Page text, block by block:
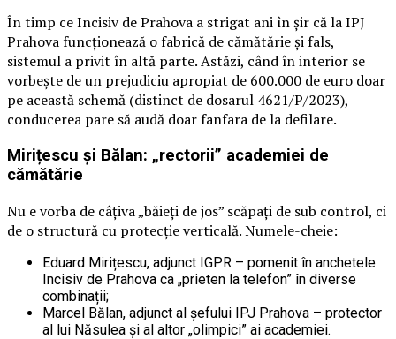
În timp ce Incisiv de Prahova a strigat ani în șir că la IPJ
Prahova funcționează o fabrică de cămătărie și fals,
sistemul a privit în altă parte. Astăzi, când în interior se
vorbește de un prejudiciu apropiat de 600.000 de euro doar
pe această schemă (distinct de dosarul 4621/P/2023),
conducerea pare să audă doar fanfara de la defilare.
Mirițescu și Bălan: „rectorii” academiei de
cămătărie
Nu e vorba de câțiva „băieți de jos” scăpați de sub control, ci
de o structură cu protecție verticală. Numele-cheie:
Eduard Mirițescu, adjunct IGPR – pomenit în anchetele
Incisiv de Prahova ca „prieten la telefon” în diverse
combinații;
Marcel Bălan, adjunct al șefului IPJ Prahova – protector
al lui Năsulea și al altor „olimpici” ai academiei.